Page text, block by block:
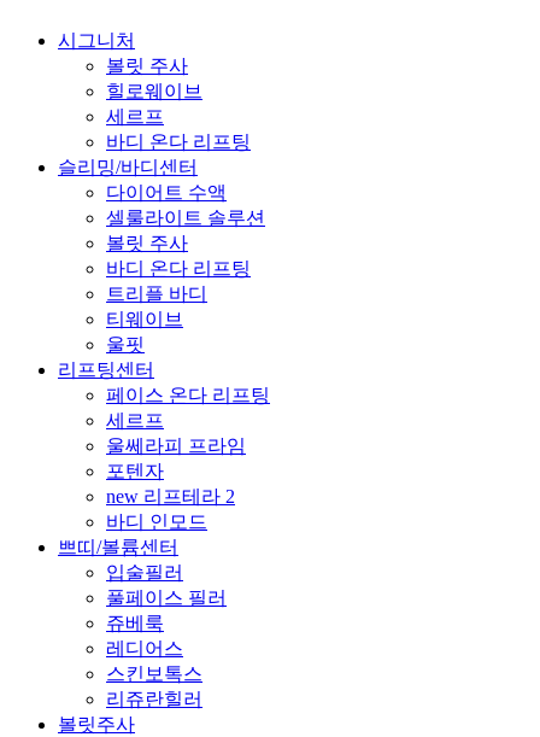
Close
시그니처
볼릿 주사
힐로웨이브
세르프
바디 온다 리프팅
슬리밍/바디센터
다이어트 수액
셀룰라이트 솔루션
볼릿 주사
바디 온다 리프팅
트리플 바디
티웨이브
울핏
리프팅센터
페이스 온다 리프팅
세르프
울쎄라피 프라임
포텐자
new 리프테라 2
바디 인모드
쁘띠/볼륨센터
입술필러
풀페이스 필러
쥬베룩
레디어스
스킨보톡스
리쥬란힐러
볼릿주사